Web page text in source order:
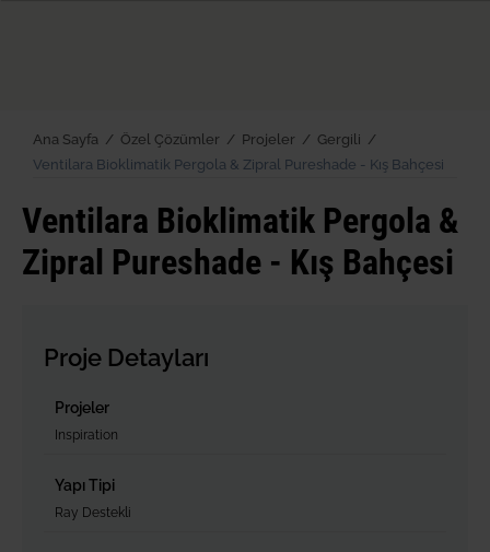
Ana Sayfa / Özel Çözümler / Projeler / Gergili /
Ventilara Bioklimatik Pergola & Zipral Pureshade - Kış Bahçesi
Ventilara Bioklimatik Pergola &
Zipral Pureshade - Kış Bahçesi
Proje Detayları
Projeler
Inspiration
Yapı Tipi
Ray Destekli